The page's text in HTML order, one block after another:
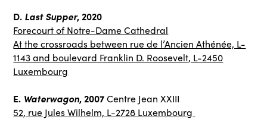
D. Last Supper, 2020
Forecourt of Notre-Dame Cathedral
At the crossroads between rue de l’Ancien Athénée, L-
1143 and boulevard Franklin D. Roosevelt, L-2450
Luxembourg
E. Waterwagon, 2007Centre Jean XXIII
52, rue Jules Wilhelm, L-2728 Luxembourg